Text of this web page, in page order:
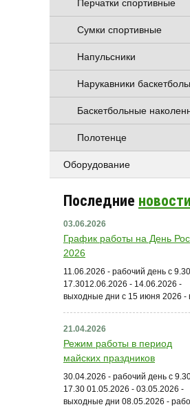
Перчатки спортивные
Сумки спортивные
Напульсники
Нарукавники
Баскетбольные
Полотенце
Оборудование
Последние новости
03.06.2026
График работы на День
2026
11.06.2026 - рабочий день с
17.3012.06.2026 - 14.06.2026 -
выходные дни с 15 июня 2026 -
21.04.2026
Режим работы в период
майских праздников
30.04.2026 - рабочий день с
17.30 01.05.2026 - 03.05.2026 -
выходные дни 08.05.2026 -